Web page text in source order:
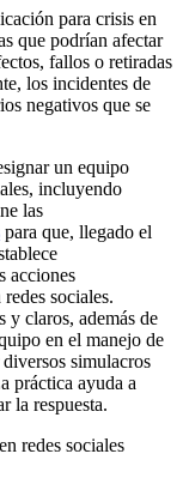
para crisis en
que podrían afectar
fallos o retiradas
los incidentes de
negativos que se
un equipo
incluyendo
las
para que, llegado el
acciones
sociales.
y claros, además de
en el manejo de
simulacros
práctica ayuda a
la respuesta.